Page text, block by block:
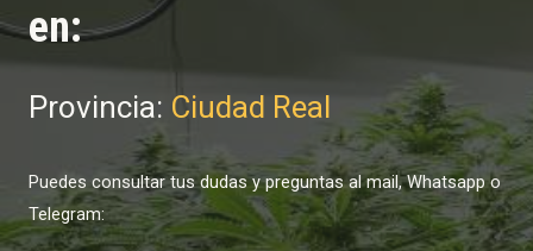
en:
Provincia: Ciudad Real
Puedes consultar tus dudas y preguntas al mail, Whatsapp o
Telegram: